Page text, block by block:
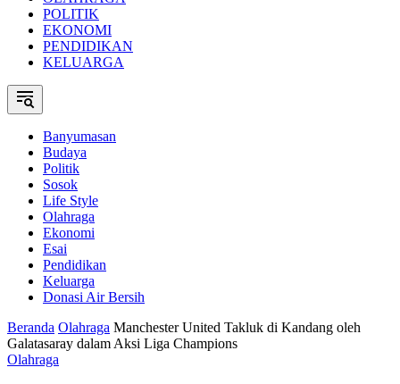
POLITIK
EKONOMI
PENDIDIKAN
KELUARGA
Banyumasan
Budaya
Politik
Sosok
Life Style
Olahraga
Ekonomi
Esai
Pendidikan
Keluarga
Donasi Air Bersih
Beranda Olahraga Manchester United Takluk di Kandang oleh
Galatasaray dalam Aksi Liga Champions
Olahraga